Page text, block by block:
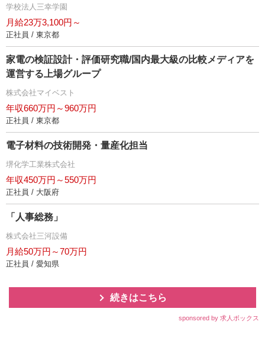
学校法人三幸学園
月給23万3,100円～
正社員 / 東京都
家電の検証設計・評価研究職/国内最大級の比較メディアを
運営する上場グループ
株式会社マイベスト
年収660万円～960万円
正社員 / 東京都
電子材料の技術開発・量産化担当
堺化学工業株式会社
年収450万円～550万円
正社員 / 大阪府
「人事総務」
株式会社三河設備
月給50万円～70万円
正社員 / 愛知県
続きはこちら
sponsored by 求人ボックス